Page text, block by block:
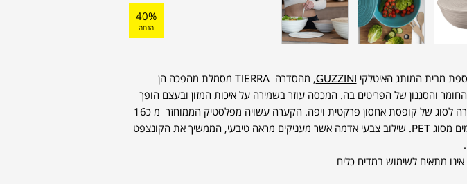
40%
הנחה
מבית המותג האיטלקי GUZZINI
, מהסדרה TIERRA מסמלת מהפכה הן
והסגנון של הפריטים בה. המכסה עוזר בשמירה על איכות המזון ובעצם הופך
את הקערה לסוג של קופסת אחסון פרקטית ויפה. הקערה עשויה מפלסטיק הממוחזר מ כ16
בקבוקי מים מסוג PET. שילוב צבעי אדמה אשר מעניקים מראה טיבעי, הממשיך את הקונצפט
מתאים לשימוש במדיח כלים